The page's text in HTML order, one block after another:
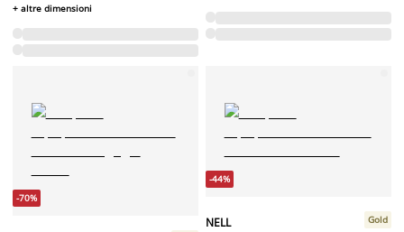
+ altre dimensioni
-70%
-44%
NELL
Gold